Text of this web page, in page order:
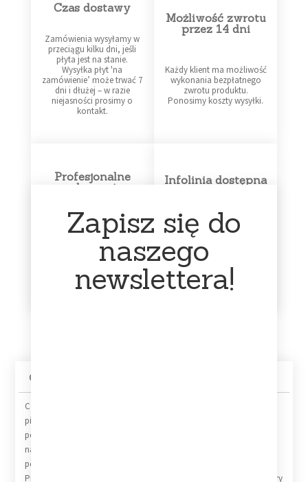
Czas dostawy
Zamówienia wysyłamy w
przeciągu kilku dni, jeśli
płyta jest na stanie.
Wysyłka płyt 'na
zamówienie’ może trwać 7
dni i dłużej – w razie
niejasności prosimy o
kontakt.
Możliwość zwrotu
przez 14 dni
Każdy klient ma możliwość
wykonania bezpłatnego
zwrotu produktu.
Ponosimy koszty wysyłki.
Profesjonalne
pakowanie
Każda płyta otrzymuje od
nas dodatkową folijkę. Jest
pakowana w folię
bąbelkową oraz karton.
Zabezpieczamy płyty w
stało im się po drodze.
Infolinia dostępna
Sklep prowadzę jako
działalność dodatkową –
głównie zajmuję się nim w
godzinach wieczornych.
Bardzo proszę o kontakt w
tym przedziale czasowym.
Opis
Czwarty album Still Corners to kontynuacja podróży zespołu z 10
piosenkami pełnymi podniecenia i rozkwitu, które owiane są
pogłosowym snem. „Slow Air” to klasyczne brzmienie Shoegaze z
naciskiem na gitarę, zarówno akustyczną jak i elektryczną,
połączone z uwodzicielskim i upiornym głosem Tessy Murray
Piosenki są uzupełnione przez żywą perkusję i minimalne syntezatory
Zapisz się do
naszego
newslettera!